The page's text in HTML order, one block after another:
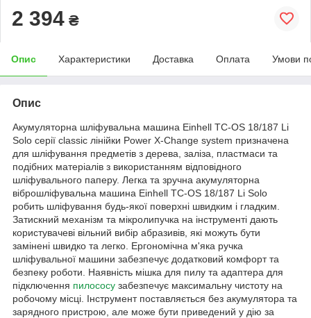
2 394 ₴
Опис Характеристики Доставка Оплата Умови
Опис
Акумуляторна шліфувальна машина Einhell TC-OS 18/187 Li
Solo серії classic лінійки Power X-Change system призначена
для шліфування предметів з дерева, заліза, пластмаси та
подібних матеріалів з використанням відповідного
шліфувального паперу. Легка та зручна акумуляторна
віброшліфувальна машина Einhell TC-OS 18/187 Li Solo
робить шліфування будь-якої поверхні швидким і гладким.
Затискний механізм та мікролипучка на інструменті дають
користувачеві вільний вибір абразивів, які можуть бути
замінені швидко та легко. Ергономічна м'яка ручка
шліфувальної машини забезпечує додатковий комфорт та
безпеку роботи. Наявність мішка для пилу та адаптера для
підключення пилососу забезпечує максимальну чистоту на
робочому місці. Інструмент поставляється без акумулятора та
зарядного пристрою, але може бути приведений у дію за